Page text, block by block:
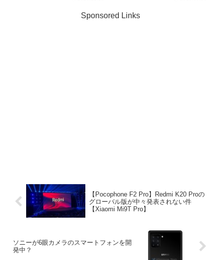
Sponsored Links
【Pocophone F2 Pro】Redmi K20 Proの
グローバル版が中々発表されない件
【Xiaomi Mi9T Pro】
ソニーが6眼カメラのスマートフォンを開
発中？